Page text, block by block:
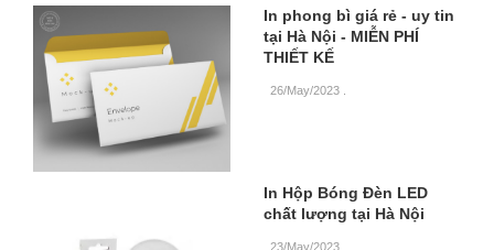
In phong bì giá rẻ - uy tin
tại Hà Nội - MIỄN PHÍ
THIẾT KẾ
26/May/2023
In Hộp Bóng Đèn LED
chất lượng tại Hà Nội
23/May/2023